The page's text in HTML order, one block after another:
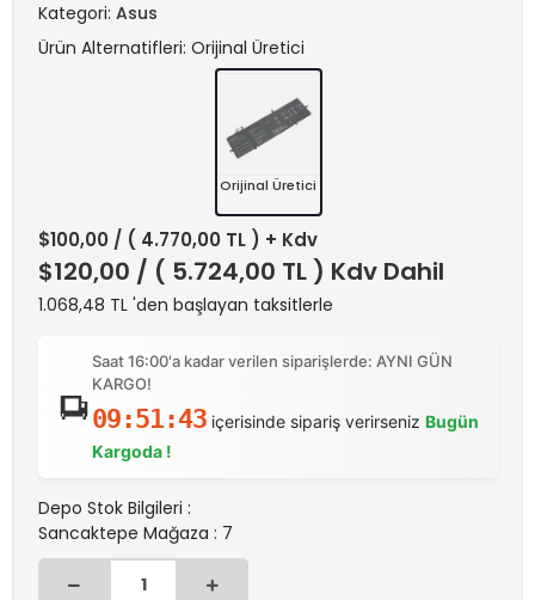
Kategori: Asus
Ürün Alternatifleri: Orijinal Üretici
Orijinal Üretici
$100,00 / ( 4.770,00 TL ) + Kdv
$120,00 / ( 5.724,00 TL ) Kdv Dahil
1.068,48 TL 'den başlayan taksitlerle
Saat 16:00'a kadar verilen siparişlerde: AYNI GÜN
KARGO!
09:51:43içerisinde sipariş verirseniz Bugün
Kargoda !
Depo Stok Bilgileri :
Sancaktepe Mağaza : 7